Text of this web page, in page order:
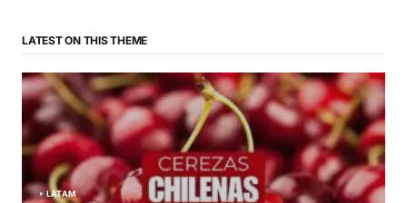
LATEST ON THIS THEME
LATAM